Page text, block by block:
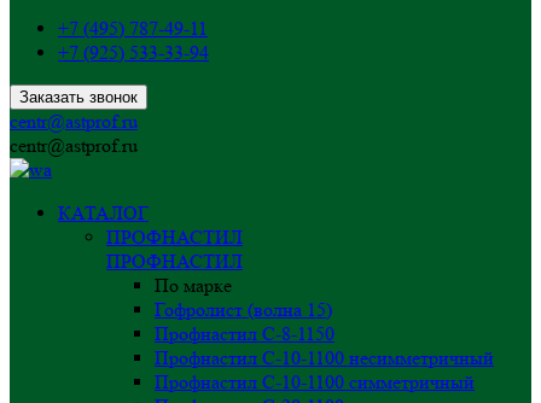
+7 (495) 787-49-11
+7 (925) 533-33-94
Заказать звонок
centr@astprof.ru
centr@astprof.ru
КАТАЛОГ
ПРОФНАСТИЛ
ПРОФНАСТИЛ
По марке
Гофролист (волна 15)
Профнастил С-8-1150
Профнастил С-10-1100 несимметричный
Профнастил С-10-1100 симметричный